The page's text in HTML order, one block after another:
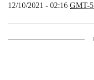
12/10/2021 - 02:16 GMT-5